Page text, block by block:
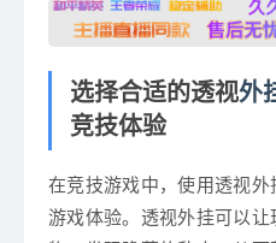
选择合适的透视外
竞技体验
在竞技游戏中，使用透视
游戏体验。透视外挂可以